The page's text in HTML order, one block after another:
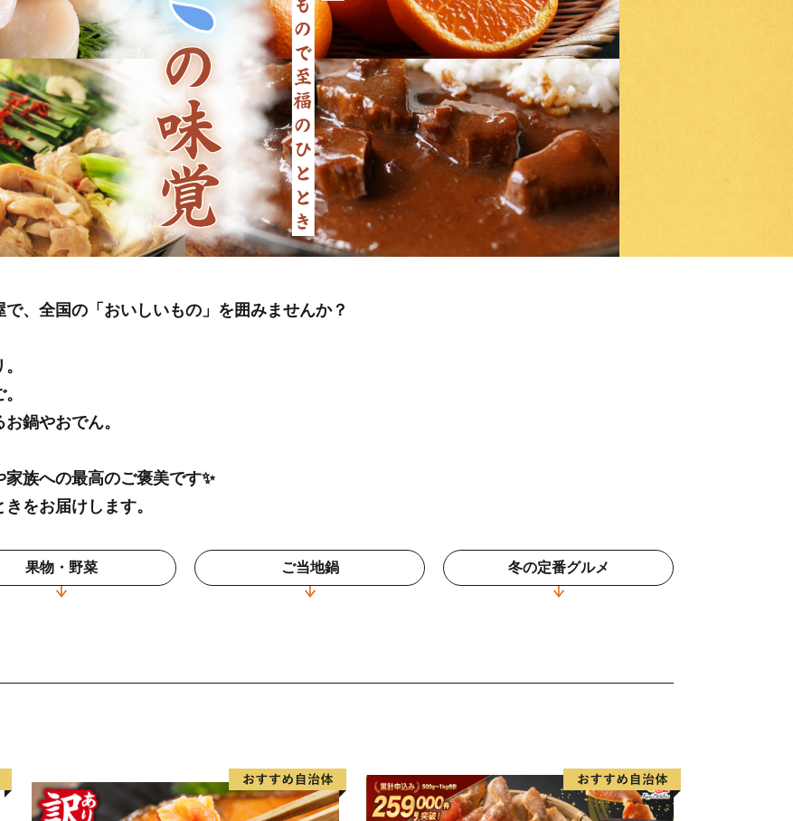
、全国の「おいしいもの」を囲みませんか？
鍋やおでん。
族への最高のご褒美です✨
をお届けします。
果物・野菜 ご当地鍋 冬の定番グルメ